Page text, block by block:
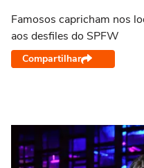
Famosos capricham nos
aos desfiles do SPFW
Compartilhar